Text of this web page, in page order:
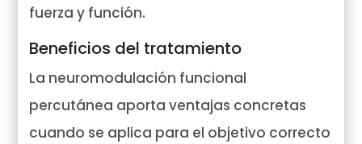
fuerza y función.
Beneficios del tratamiento
La neuromodulación funcional
percutánea aporta ventajas concretas
cuando se aplica para el objetivo correcto